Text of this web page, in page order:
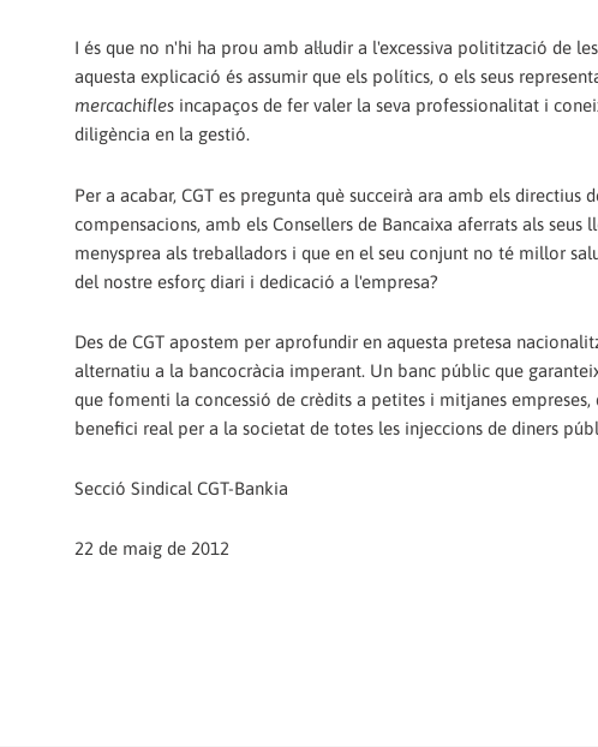
I és que no n'hi ha prou amb al·ludir a l'excessiva politització de
aquesta explicació és assumir que els polítics, o els seus
mercachifles incapaços de fer valer la seva professionalitat i
diligència en la gestió.
Per a acabar, CGT es pregunta què succeirà ara amb els
compensacions, amb els Consellers de Bancaixa aferrats als
menysprea als treballadors i que en el seu conjunt no té millor
del nostre esforç diari i dedicació a l'empresa?
Des de CGT apostem per aprofundir en aquesta pretesa
alternatiu a la bancocràcia imperant. Un banc públic que
que fomenti la concessió de crèdits a petites i mitjanes
benefici real per a la societat de totes les injeccions de diners
Secció Sindical CGT-Bankia
22 de maig de 2012